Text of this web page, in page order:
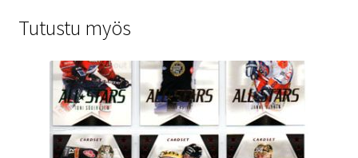
Tutustu myös